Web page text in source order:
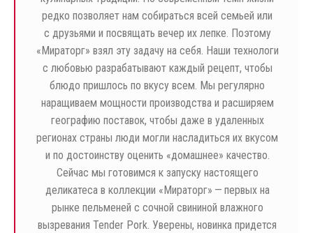
редко позволяет нам собираться всей семьей или
с друзьями и посвящать вечер их лепке. Поэтому
«Мираторг» взял эту задачу на себя. Наши технологи
с любовью разрабатывают каждый рецепт, чтобы
блюдо пришлось по вкусу всем. Мы регулярно
наращиваем мощности производства и расширяем
географию поставок, чтобы даже в удаленных
регионах страны люди могли насладиться их вкусом
и по достоинству оценить «домашнее» качество.
Сейчас мы готовимся к запуску настоящего
деликатеса в коллекции «Мираторг» — первых на
рынке пельменей с сочной свининой влажного
вызревания Tender Pork. Уверены, новинка придется